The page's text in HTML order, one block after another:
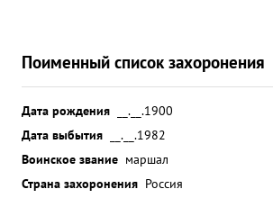
Поименный список захоронения
Дата рождения
__.__.1900
Дата выбытия
__.__.1982
Воинское звание маршал
Страна захоронения Россия